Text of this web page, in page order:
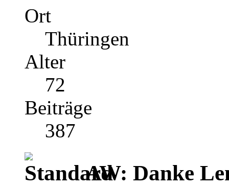
Ort
Thüringen
Alter
72
Beiträge
387
AW: Danke